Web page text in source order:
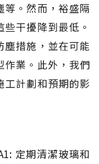
等。然而，裕盛隔
干擾降到最低。
塵措施，並在可能
作業。此外，我們
計劃和預期的影
定期清潔玻璃和